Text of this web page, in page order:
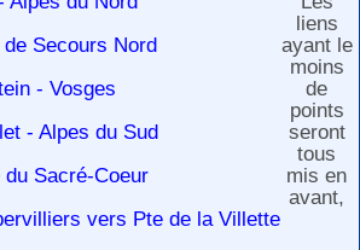
Secours Nord
- Vosges
- Alpes du Sud
Sacré-Coeur
vers Pte de la Villette
liens
ayant le
moins
de
points
seront
tous
mis en
avant,